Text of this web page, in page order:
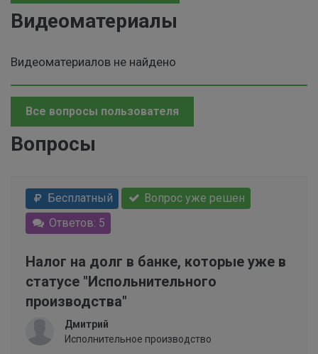
Видеоматериалы
Видеоматериалов не найдено
Все вопросы пользователя
Вопросы
Бесплатный
Вопрос уже решен
Ответов: 5
Налог на долг в банке, которые уже в
статусе "Испольнительного
производства"
Дмитрий
Исполнительное производство